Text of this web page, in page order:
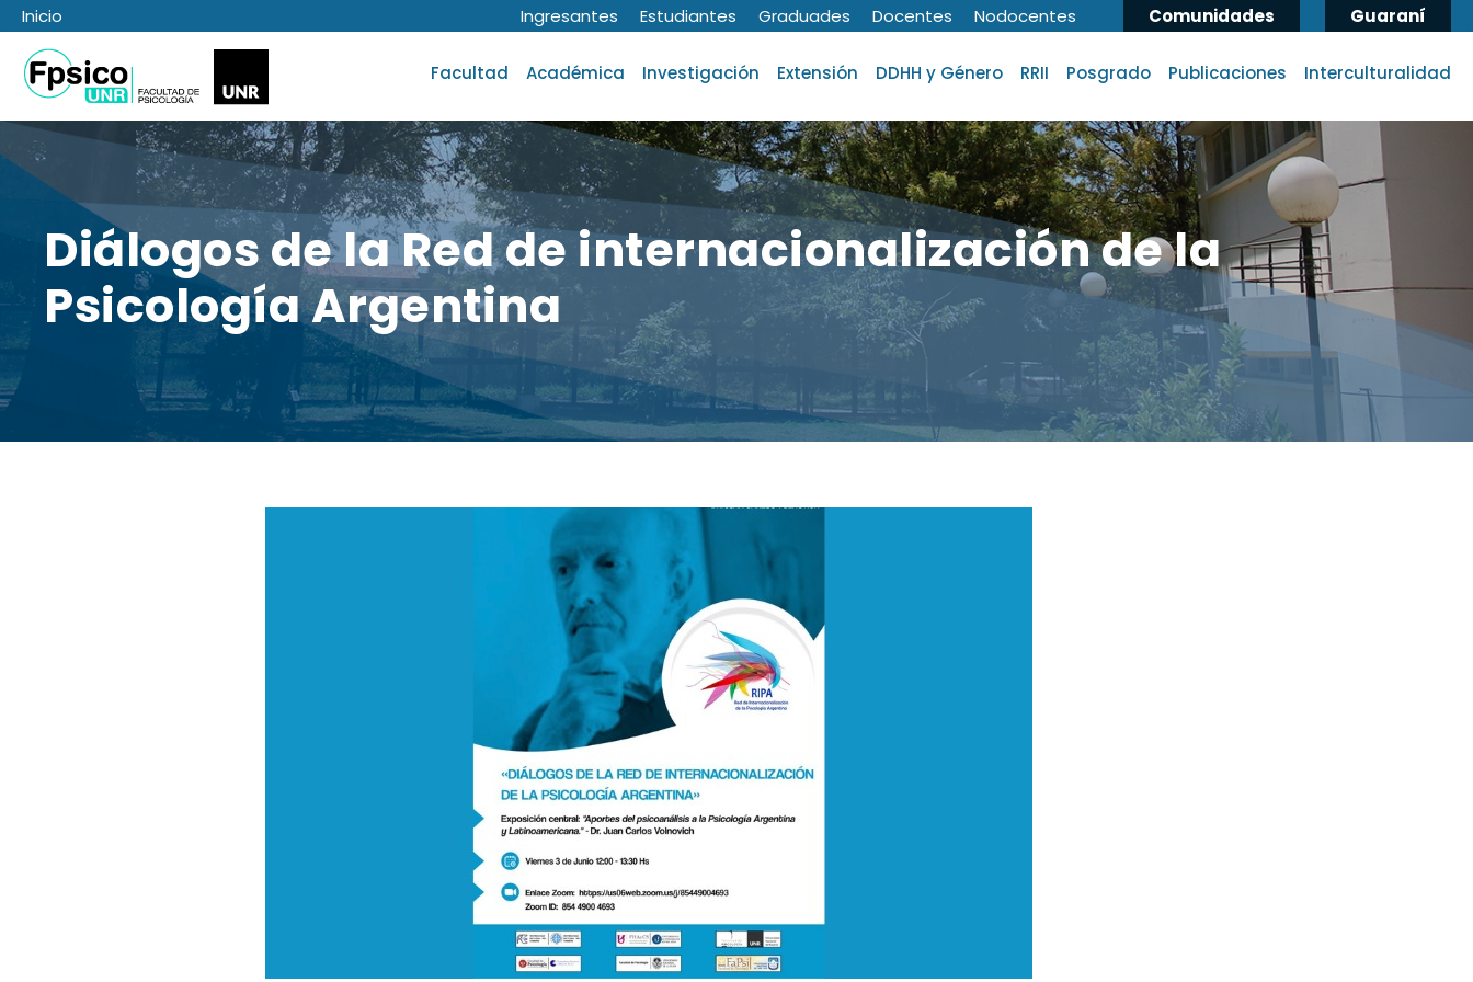
Inicio Ingresantes Estudiantes Graduades Docentes Nodocentes Comunidades Guaraní
Facultad Académica Investigación Extensión DDHH y Género RRII Posgrado Publicaciones Interculturalidad
Diálogos de la Red de internacionalización de la
Psicología Argentina